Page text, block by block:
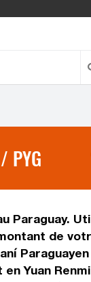
PYG
Paraguay.
de
Yuan